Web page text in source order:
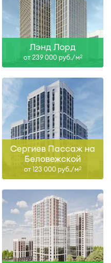
Лэнд Лорд
от 239 000 руб./м2
Сергиев Пассаж на
Беловежской
от 123 000 руб./м2